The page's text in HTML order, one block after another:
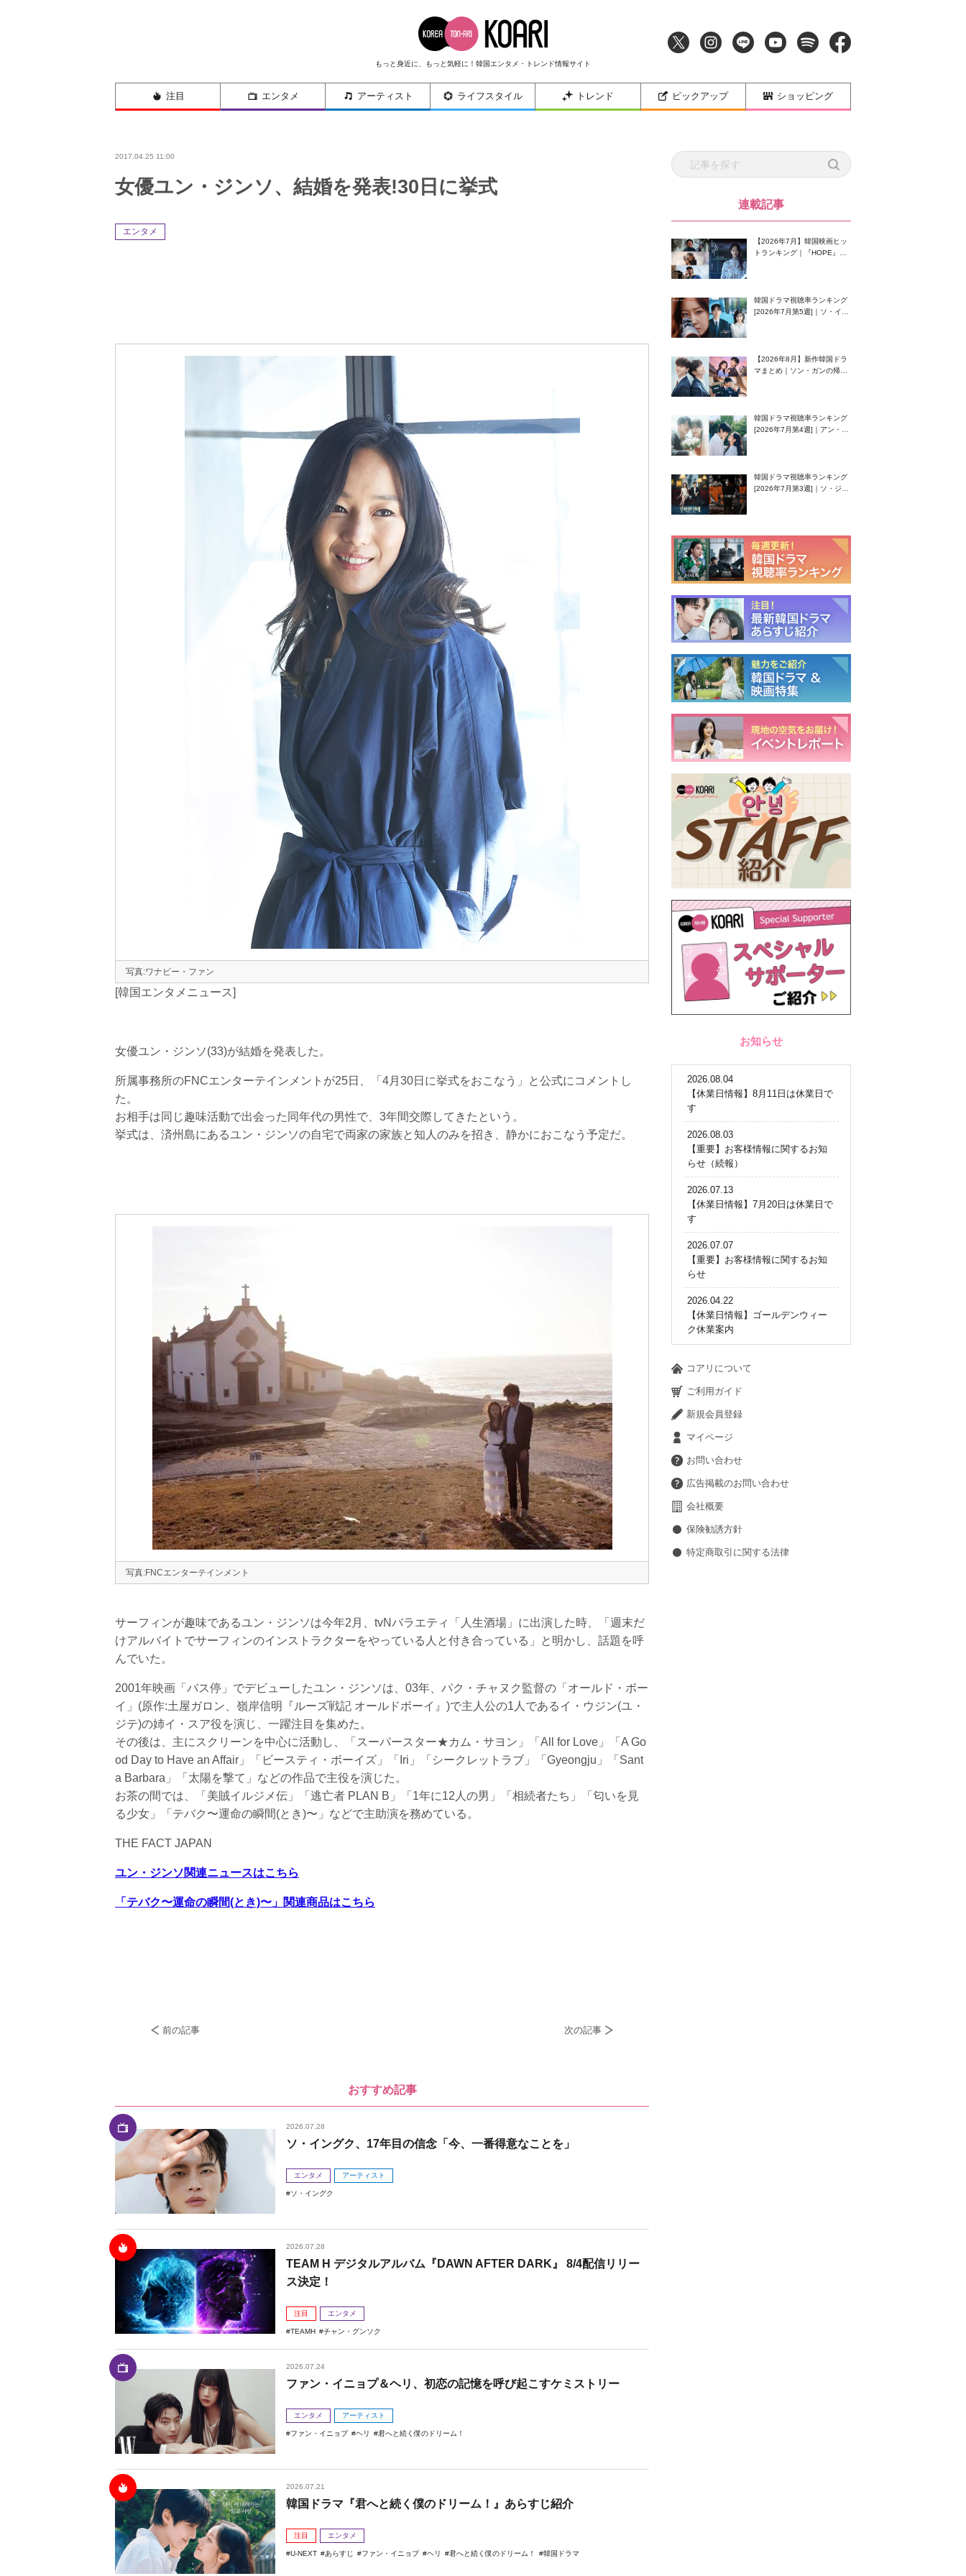
もっと身近に、もっと気軽に！韓国エンタメ・トレンド情報サイト
注目 エンタメ アーティスト ライフスタイル トレンド ピックアップ ショッピング
2017.04.25 11:00
女優ユン・ジンソ、結婚を発表!30日に挙式
エンタメ
写真:ワナビー・ファン
[韓国エンタメニュース]
女優ユン・ジンソ(33)が結婚を発表した。
所属事務所のFNCエンターテインメントが25日、「4月30日に挙式をおこなう」と公式にコメントし
た。
お相手は同じ趣味活動で出会った同年代の男性で、3年間交際してきたという。
挙式は、済州島にあるユン・ジンソの自宅で両家の家族と知人のみを招き、静かにおこなう予定だ。
写真:FNCエンターテインメント
サーフィンが趣味であるユン・ジンソは今年2月、tvNバラエティ「人生酒場」に出演した時、「週末だ
けアルバイトでサーフィンのインストラクターをやっている人と付き合っている」と明かし、話題を呼
んでいた。
2001年映画「バス停」でデビューしたユン・ジンソは、03年、パク・チャヌク監督の「オールド・ボー
イ」(原作:土屋ガロン、嶺岸信明『ルーズ戦記 オールドボーイ』)で主人公の1人であるイ・ウジン(ユ・
ジテ)の姉イ・スア役を演じ、一躍注目を集めた。
その後は、主にスクリーンを中心に活動し、「スーパースター★カム・サヨン」「All for Love」「A Go
od Day to Have an Affair」「ビースティ・ボーイズ」「Iri」「シークレットラブ」「Gyeongju」「Sant
a Barbara」「太陽を撃て」などの作品で主役を演じた。
お茶の間では、「美賊イルジメ伝」「逃亡者 PLAN B」「1年に12人の男」「相続者たち」「匂いを見
る少女」「テバク〜運命の瞬間(とき)〜」などで主助演を務めている。
THE FACT JAPAN
ユン・ジンソ関連ニュースはこちら
「テバク〜運命の瞬間(とき)〜」関連商品はこちら
前の記事 次の記事
おすすめ記事
2026.07.28
ソ・イングク、17年目の信念「今、一番得意なことを」
エンタメ アーティスト
ソ・イングク
2026.07.28
TEAM H デジタルアルバム『DAWN AFTER DARK』 8/4配信リリー
ス決定！
注目 エンタメ
TEAMH チャン・グンソク
2026.07.24
ファン・イニョプ＆ヘリ、初恋の記憶を呼び起こすケミストリー
エンタメ アーティスト
ファン・イニョプ ヘリ 君へと続く僕のドリーム！
2026.07.21
韓国ドラマ『君へと続く僕のドリーム！』あらすじ紹介
注目 エンタメ
U-NEXT あらすじ ファン・イニョプ ヘリ 君へと続く僕のドリーム！ 韓国ドラマ
連載記事
【2026年7月】韓国映画ヒッ
トランキング｜『HOPE』が
韓国ドラマ視聴率ランキング
[2026年7月第5週]｜ソ・イン
【2026年8月】新作韓国ドラ
マまとめ｜ソン・ガンの帰
韓国ドラマ視聴率ランキング
[2026年7月第4週]｜アン・ヒ
韓国ドラマ視聴率ランキング
[2026年7月第3週]｜ソ・ジソ
お知らせ
2026.08.04
【休業日情報】8月11日は休業日で
す
2026.08.03
【重要】お客様情報に関するお知
らせ（続報）
2026.07.13
【休業日情報】7月20日は休業日で
す
2026.07.07
【重要】お客様情報に関するお知
らせ
2026.04.22
【休業日情報】ゴールデンウィー
ク休業案内
コアリについて
ご利用ガイド
新規会員登録
マイページ
お問い合わせ
広告掲載のお問い合わせ
会社概要
保険勧誘方針
特定商取引に関する法律